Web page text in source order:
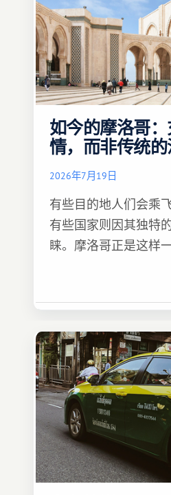
如今的摩洛哥
情，而非传统
2026年7月19日
有些目的地人们会乘
有些国家则因其独特
睐。摩洛哥正是这样